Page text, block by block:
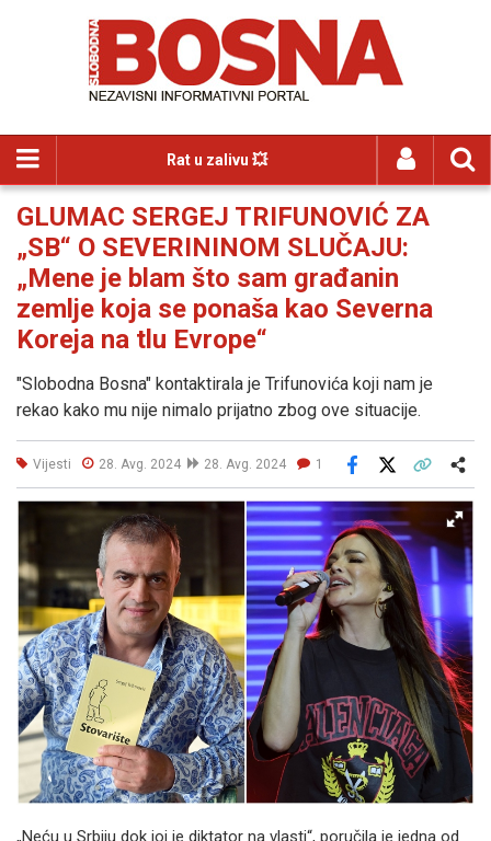
Rat u zalivu 💥
GLUMAC SERGEJ TRIFUNOVIĆ ZA
„SB“ O SEVERININOM SLUČAJU:
„Mene je blam što sam građanin
zemlje koja se ponaša kao Severna
Koreja na tlu Evrope“
"Slobodna Bosna" kontaktirala je Trifunovića koji nam je
rekao kako mu nije nimalo prijatno zbog ove situacije.
Vijesti 28. Avg. 2024 28. Avg. 2024 1
Facebook
„Neću u Srbiju dok joj je diktator na vlasti“, poručila je jedna od